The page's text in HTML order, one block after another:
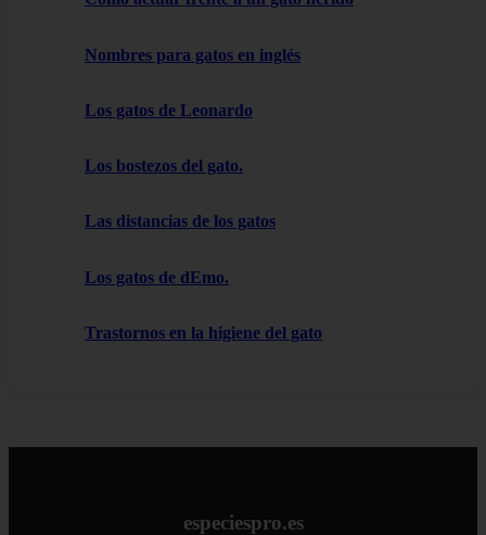
Nombres para gatos en inglés
Los gatos de Leonardo
Los bostezos del gato.
Las distancias de los gatos
Los gatos de dEmo.
Trastornos en la higiene del gato
especiespro.es